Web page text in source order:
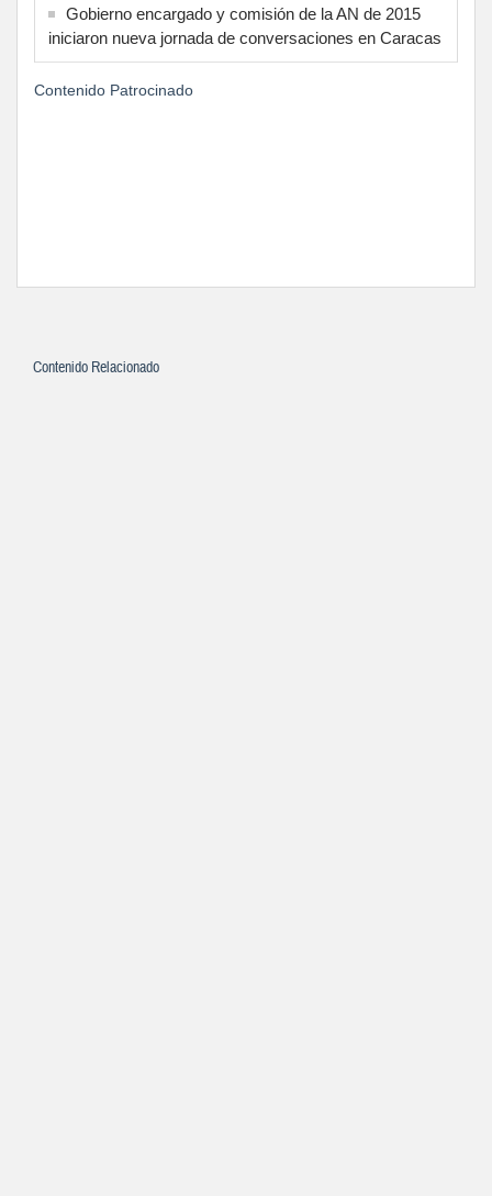
Gobierno encargado y comisión de la AN de 2015
iniciaron nueva jornada de conversaciones en Caracas
Contenido Patrocinado
Contenido Relacionado